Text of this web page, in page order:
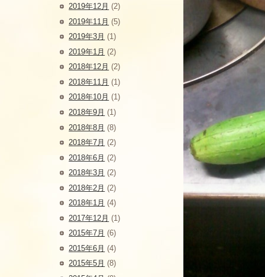
2019年12月 (2)
2019年11月 (5)
2019年3月 (1)
2019年1月 (2)
2018年12月 (2)
2018年11月 (1)
2018年10月 (1)
2018年9月 (1)
2018年8月 (8)
2018年7月 (2)
2018年6月 (2)
2018年3月 (2)
2018年2月 (2)
2018年1月 (4)
2017年12月 (1)
2015年7月 (6)
2015年6月 (4)
2015年5月 (8)